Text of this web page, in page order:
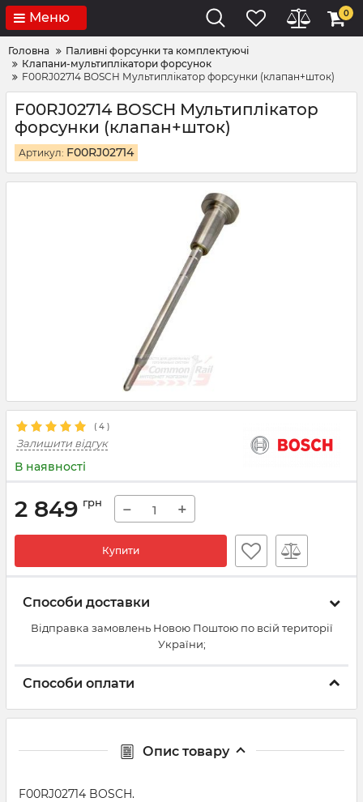
Меню 0
Головна
Паливні форсунки та комплектуючі
Клапани-мультиплікатори форсунок
F00RJ02714 BOSCH Мультиплікатор форсунки (клапан+шток)
F00RJ02714 BOSCH Мультиплікатор
форсунки (клапан+шток)
Артикул: F00RJ02714
( 4 )
Залишити відгук
В наявності
2 849 грн − +
Купити
Способи доставки
Відправка замовлень Новою Поштою по всій території
України;
Способи оплати
Опис товару
F00RJ02714 BOSCH.